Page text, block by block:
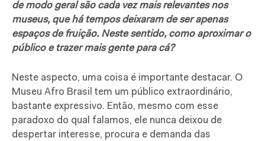
de modo geral são cada vez mais relevantes nos
museus, que há tempos deixaram de ser apenas
espaços de fruição. Neste sentido, como aproximar o
público e trazer mais gente para cá?
Neste aspecto, uma coisa é importante destacar. O
Museu Afro Brasil tem um público extraordinário,
bastante expressivo. Então, mesmo com esse
paradoxo do qual falamos, ele nunca deixou de
despertar interesse, procura e demanda das